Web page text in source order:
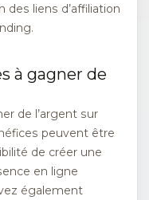
des liens d’affiliation
à gagner de
de l’argent sur
peuvent être
de créer une
en ligne
également